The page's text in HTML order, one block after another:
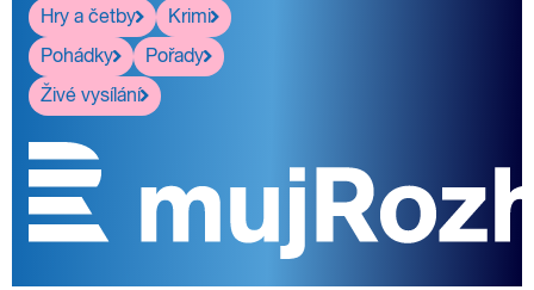
Hry a četby
Krimi
Pohádky
Pořady
Živé vysílání